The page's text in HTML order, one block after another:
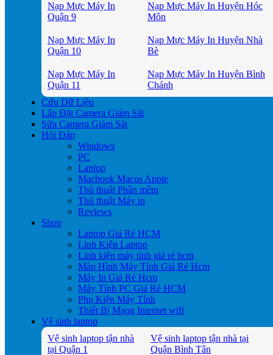
Nạp Mực Máy In
Quận 9
Nạp Mực Máy In Huyện Hóc
Môn
Nạp Mực Máy In
Quận 10
Nạp Mực Máy In Huyện Nhà
Bè
Nạp Mực Máy In
Quận 11
Nạp Mực Máy In Huyện Bình
Chánh
Cứu Dữ Liệu
Lắp Đặt Camera Giám Sát
Sửa Camera Giám Sát
Hỏi Đáp
Windows
PC
Laptop
Macbook Macos Apple
Thủ thuật Phần mềm
Thủ thuật Máy in
Reviews
Shop
Laptop Giá Rẻ HCM
Linh Kiện Laptop
Linh kiện máy tính giá rẻ hcm
Màn Hình Máy Tính Giá Rẻ Hcm
Máy In Giá Rẻ Hcm
Máy Tính PC Giá Rẻ HCM
Phụ Kiện Máy Tính
Thiết Bị Mạng Internet wifi
Vệ sinh laptop
Vệ sinh laptop tận nhà
tại Quận 1
Vệ sinh laptop tận nhà tại
Quận Bình Tân